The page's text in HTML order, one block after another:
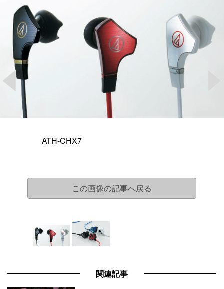
ATH-CHX7
この画像の記事へ戻る
関連記事